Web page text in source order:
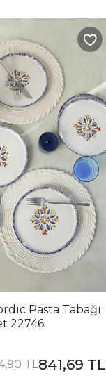
22746
TL841,69 TL